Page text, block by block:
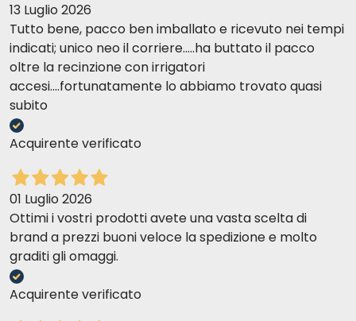
13 Luglio 2026
Tutto bene, pacco ben imballato e ricevuto nei tempi
indicati; unico neo il corriere.....ha buttato il pacco
oltre la recinzione con irrigatori
accesi....fortunatamente lo abbiamo trovato quasi
subito
Acquirente verificato
01 Luglio 2026
Ottimi i vostri prodotti avete una vasta scelta di
brand a prezzi buoni veloce la spedizione e molto
graditi gli omaggi.
Acquirente verificato